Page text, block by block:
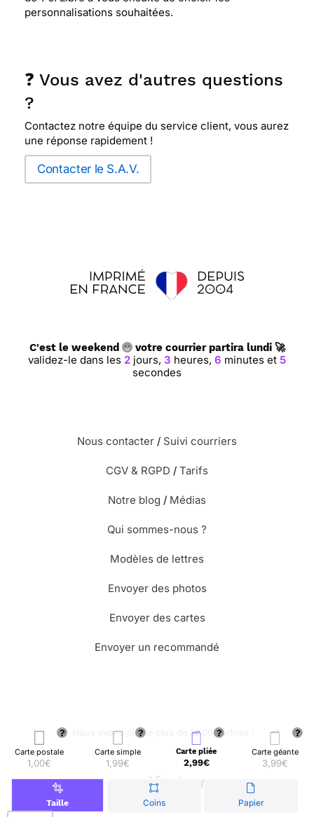
Carte postale
1,00€
Carte simple
1,99€
Carte pliée
2,99€
Carte géante
3,99€
Taille Coins Papier
personnalisations souhaitées.
❓ Vous avez d'autres questions
?
Contactez notre équipe du service client, vous aurez
une réponse rapidement !
Contacter le S.A.V.
C'est le weekend votre courrier partira lundi 🚀
validez-le dans les 2jours, 3 heures, 6 minutes et 4
secondes
Nous contacter / Suivi courriers
CGV & RGPD / Tarifs
Notre blog / Médias
Qui sommes-nous ?
Modèles de lettres
Envoyer des photos
Envoyer des cartes
Envoyer un recommandé
🌳 Nous avons planté plus de 13.000 arbres !
© Merci Facteur